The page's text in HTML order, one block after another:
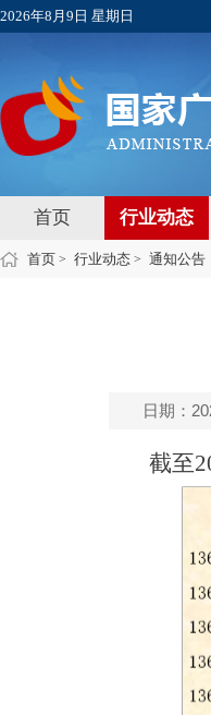
2026年8月9日 星期日
首页 行业动态
首页 > 行业动态 > 通知公告
日期：
截至